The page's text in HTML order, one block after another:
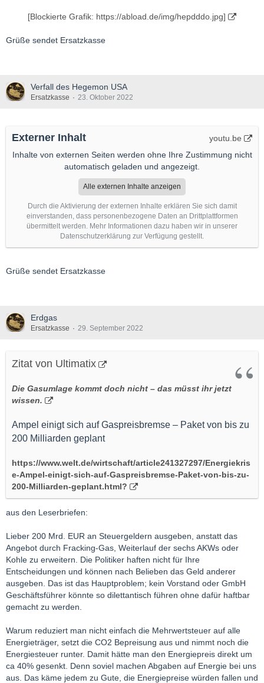
[Blockierte Grafik: https://abload.de/img/hepdddo.jpg]
Grüße sendet Ersatzkasse
Verfall des Hegemon USA
Ersatzkasse 23. Oktober 2022
Externer Inhalt
youtu.be
Inhalte von externen Seiten werden ohne Ihre Zustimmung nicht
automatisch geladen und angezeigt.
Alle externen Inhalte anzeigen
Durch die Aktivierung der externen Inhalte erklären Sie sich damit
einverstanden, dass personenbezogene Daten an Drittplattformen
übermittelt werden. Mehr Informationen dazu haben wir in unserer
Datenschutzerklärung zur Verfügung gestellt.
Grüße sendet Ersatzkasse
Erdgas
Ersatzkasse 29. September 2022
Zitat von Ultimatix
Die Gasumlage kommt doch nicht – das müsst ihr jetzt
wissen.
Ampel einigt sich auf Gaspreisbremse – Paket von bis zu
200 Milliarden geplant
https://www.welt.de/wirtschaft/article241327297/Energiekris
e-Ampel-einigt-sich-auf-Gaspreisbremse-Paket-von-bis-zu-
200-Milliarden-geplant.html?
aus den Leserbriefen:
Lieber 200 Mrd. EUR an Steuergeldern ausgeben, anstatt das
Angebot durch Fracking-Gas, Weiterlauf der sechs AKWs oder
Kohle zu erweitern. Die Politiker haften nicht für Ihre
Entscheidungen und können nach Belieben das Geld anderer
ausgeben. Das ist das Hauptproblem; kein Vorstand oder GmbH
Geschäftsführer könnte so dilettantisch führen ohne dafür haftbar
gemacht zu werden.
Warum reduziert man nicht einfach die Mehrwertsteuer auf alle
Energieträger, setzt die CO2 Bepreisung aus und nimmt noch die
Energiesteuer runter. Damit hätte man den Energiepreis direkt um
ca 40% gesenkt. Denn soviel machen Abgaben auf Energie bei uns
aus. Das käme jedem zu Gute, die Energiepreise würden fallen und